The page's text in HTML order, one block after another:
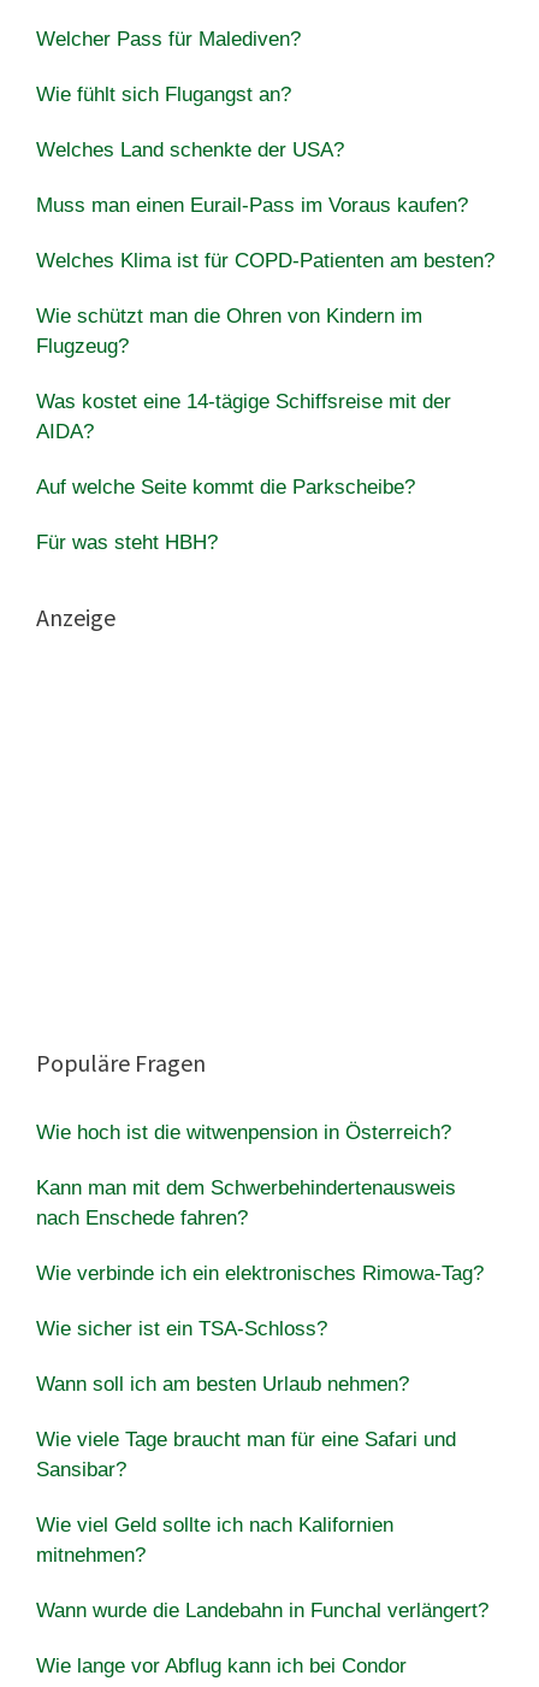
Welcher Pass für Malediven?
Wie fühlt sich Flugangst an?
Welches Land schenkte der USA?
Muss man einen Eurail-Pass im Voraus kaufen?
Welches Klima ist für COPD-Patienten am besten?
Wie schützt man die Ohren von Kindern im
Flugzeug?
Was kostet eine 14-tägige Schiffsreise mit der
AIDA?
Auf welche Seite kommt die Parkscheibe?
Für was steht HBH?
Anzeige
Populäre Fragen
Wie hoch ist die witwenpension in Österreich?
Kann man mit dem Schwerbehindertenausweis
nach Enschede fahren?
Wie verbinde ich ein elektronisches Rimowa-Tag?
Wie sicher ist ein TSA-Schloss?
Wann soll ich am besten Urlaub nehmen?
Wie viele Tage braucht man für eine Safari und
Sansibar?
Wie viel Geld sollte ich nach Kalifornien
mitnehmen?
Wann wurde die Landebahn in Funchal verlängert?
Wie lange vor Abflug kann ich bei Condor